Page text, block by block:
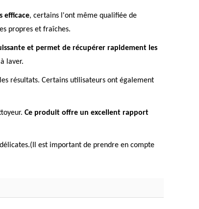
efficace, certains l'ont même qualifiée de
propres et fraîches.
et permet de récupérer rapidement les
laver.
résultats. Certains utilisateurs ont également
Ce produit offre un excellent rapport
est important de prendre en compte